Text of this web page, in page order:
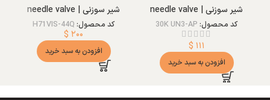
شیر سوزنی | needle valve
کد محصول: 30K UN3-AP
$ ۱۱۱
افزودن به سبد خرید
شیر سوزنی | needle valve
کد محصول: H71VIS-44Q
$ ۲۰۰
افزودن به سبد خرید